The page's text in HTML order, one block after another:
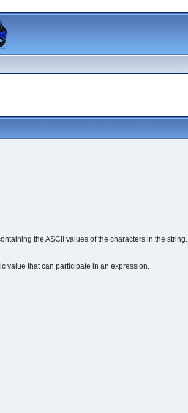
the ASCII values of the characters in the string.
value that can participate in an expression.